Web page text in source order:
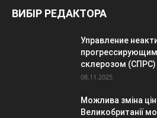
ВИБІР РЕДАКТОРА
Управление
склерозом (СПРС)
08.11.2025
Можлива зміна
Великобританії